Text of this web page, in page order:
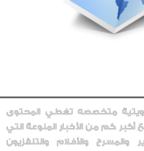
متخصصه تغطي المحتوى
كم من الأخبار المنوعة التي
والأفلام والتلفزيون